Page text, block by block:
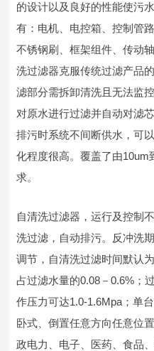
的设计以及良好的性能使污
有：电机、电控箱、控制管
不锈钢刷、框架组件、传动
洗过滤器克服传统过滤产品
滤部分需拆卸清洗且无法监
对原水进行过滤并自动对滤
排污时系统不间断供水，可
化程度很高。覆盖了由10um
求。
自清洗过滤器，运行及控制
洗过滤，自动排污。反冲洗
调节，自清洗过滤时间默认
占过滤水量的0.08－0.6%；
作压力可达1.0-1.6Mpa；单
卧式、倒置任意方向任意位
政电力、电子、医药、食品